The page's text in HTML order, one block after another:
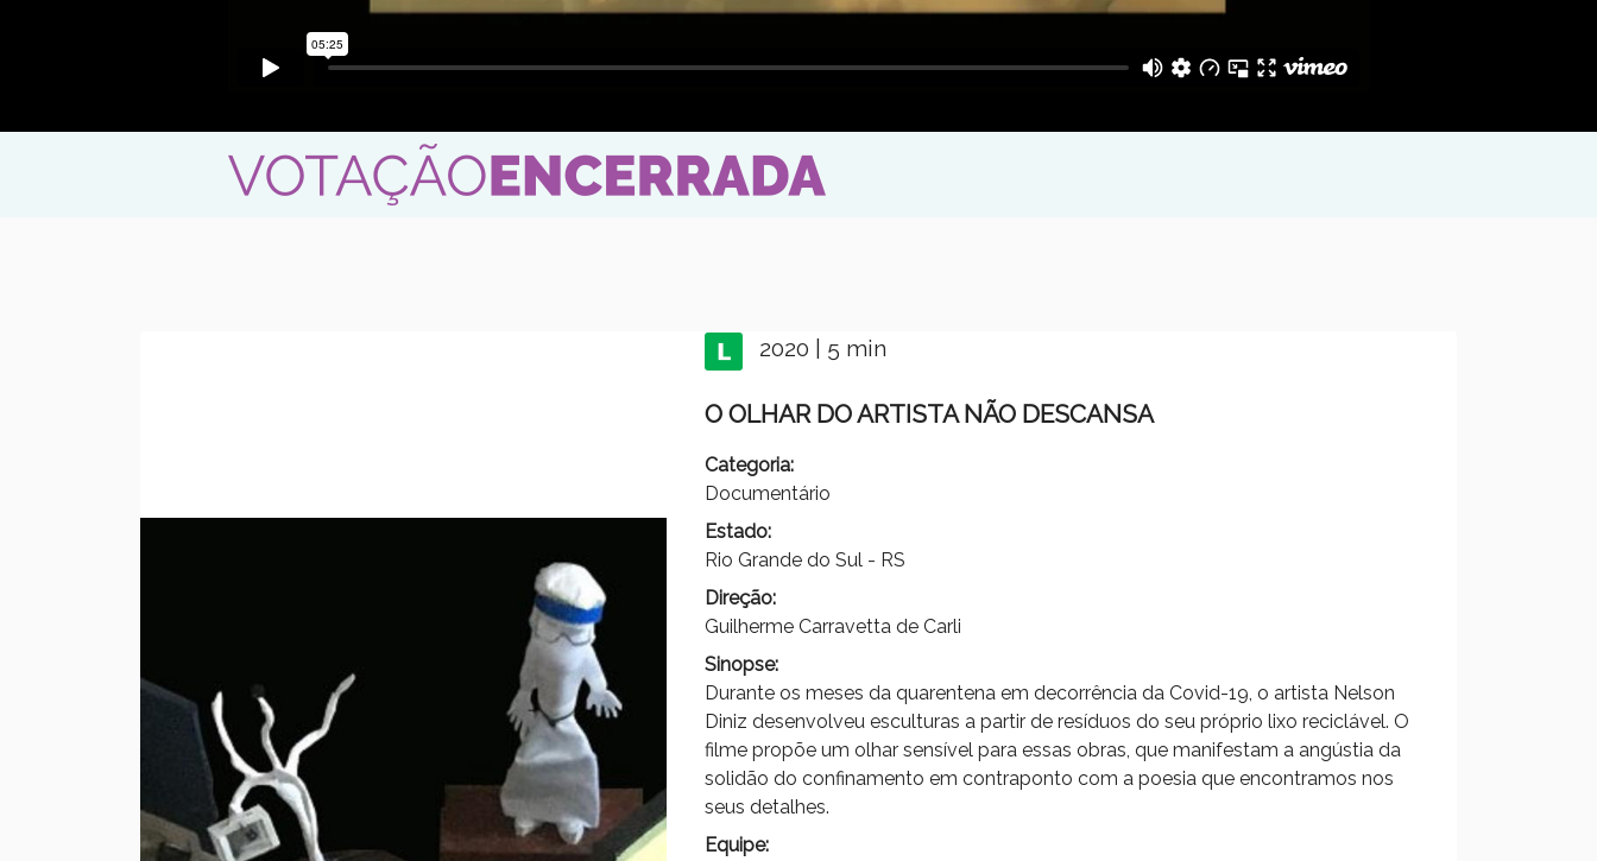
2020 | 5 min
O OLHAR DO ARTISTA NÃO DESCANSA
Categoria:
Documentário
Estado:
Rio Grande do Sul - RS
Direção:
Guilherme Carravetta de Carli
Sinopse:
Durante os meses da quarentena em decorrência da Covid-19, o artista Nelson
Diniz desenvolveu esculturas a partir de resíduos do seu próprio lixo reciclável. O
filme propõe um olhar sensível para essas obras, que manifestam a angústia da
solidão do confinamento em contraponto com a poesia que encontramos nos
seus detalhes.
Equipe: